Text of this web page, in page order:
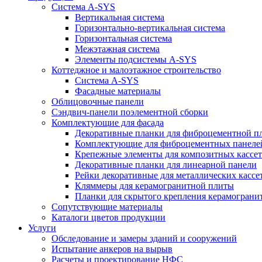
Система A-SYS
Вертикальная система
Горизонтально-вертикальная система
Горизонтальная система
Межэтажная система
Элементы подсистемы A-SYS
Коттеджное и малоэтажное строительство
Система A-SYS
Фасадные материалы
Облицовочные панели
Сэндвич-панели поэлементной сборки
Комплектующие для фасада
Декоративные планки для фиброцементной
Комплектующие для фиброцементных
Крепежные элементы для композитных кассет
Декоративные планки для линеарной панели
Рейки декоративные для металлических
Кляммеры для керамогранитной плиты
Планки для скрытого крепления
Сопутствующие материалы
Каталоги цветов продукции
Услуги
Обследование и замеры зданий и сооружений
Испытание анкеров на вырыв
Расчеты и проектирование НФС